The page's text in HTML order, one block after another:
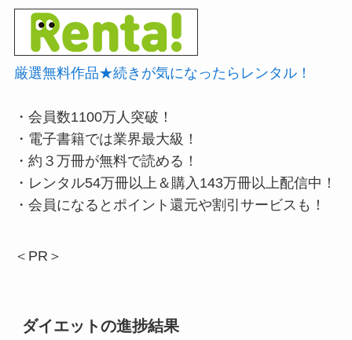
厳選無料作品★続きが気になったらレンタル！
・会員数1100万人突破！
・電子書籍では業界最大級！
・約３万冊が無料で読める！
・レンタル54万冊以上＆購入143万冊以上配信中！
・会員になるとポイント還元や割引サービスも！
＜PR＞
ダイエットの進捗結果